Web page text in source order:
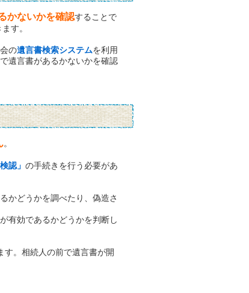
かないかを確認することで
す。
の遺言書検索システムを利用
遺言書があるかないかを確認
。
検認」 の手続きを行う必要があ
かどうかを調べたり、偽造さ
有効であるかどうかを判断し
す。相続人の前で遺言書が開